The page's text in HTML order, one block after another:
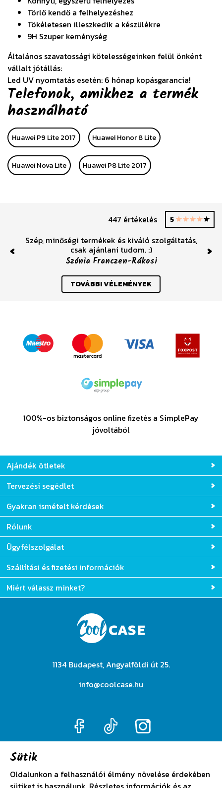
Törlő kendő a felhelyezéshez
Tökéletesen illeszkedik a készülékre
9H Szuper keménység
Általános szavatossági kötelességeinken felül önként
vállalt jótállás:
Led UV nyomtatás esetén: 6 hónap kopásgarancia!
Telefonok, amikhez a termék
használható
Huawei P9 Lite 2017 Huawei Honor 8 Lite
Huawei Nova Lite Huawei P8 Lite 2017
447 értékelés 5
Szép, minőségi termékek és kiváló szolgáltatás,
csak ajánlani tudom. :)
Szónia Franczen-Rákosi
Previous
TOVÁBBI VÉLEMÉNYEK
100%-os biztonságos online fizetés a SimplePay
jóvoltából
Ajándék ötletek
Tervezési segédlet
Gyakran ismételt kérdések
Rólunk
Ügyfélszolgálat
Szállítási és fizetési információk
Miért válassz minket?
1134 Budapest, Angyalföldi út 25.
info@coolcase.hu
Sütik
Oldalunkon a felhasználói élmény növelése érdekében